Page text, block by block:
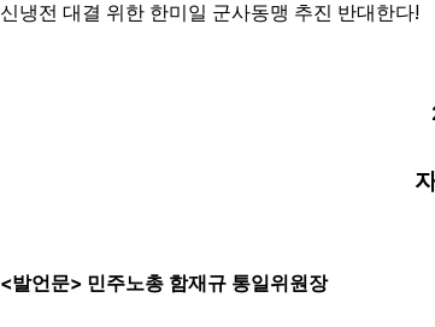
신냉전 대결 위한 한미일 군사동맹 추진 반대한다!
<발언문> 민주노총 함재규 통일위원장